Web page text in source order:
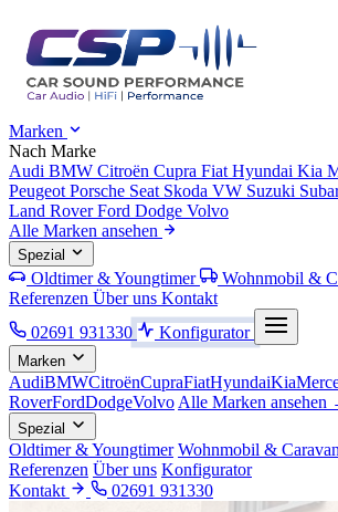
Marken
Nach Marke
Audi BMW Citroën Cupra Fiat Hyundai Kia
Peugeot Porsche Seat Skoda VW Suzuki
Land RoverFord Dodge Volvo
Alle Marken ansehen
Spezial
Oldtimer & Youngtimer
Wohnmobil &
Referenzen Über uns Kontakt
02691 931330
Konfigurator
Marken
AudiBMWCitroënCupraFiatHyundaiKia
RoverFordDodgeVolvo Alle Marken ansehen
Spezial
Oldtimer & Youngtimer Wohnmobil & Caravan
Referenzen Über uns Konfigurator
Kontakt
02691 931330